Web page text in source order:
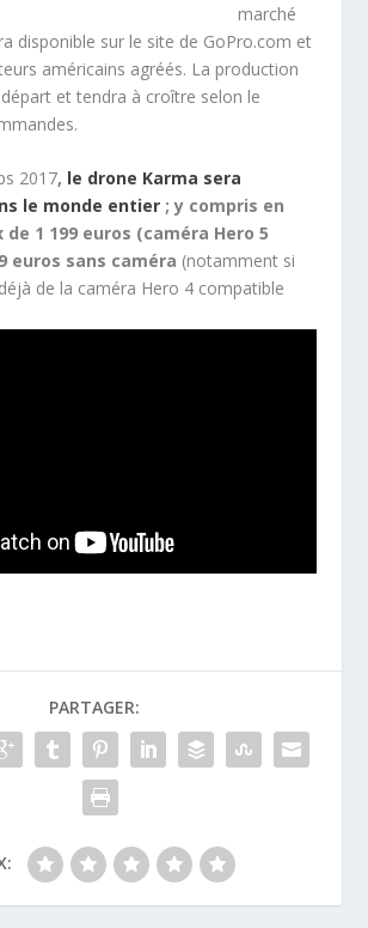
marché
disponible sur le site de GoPro.com et
américains agréés. La production
et tendra à croître selon le
2017, le drone Karma sera
le monde entier ; y compris en
de 1 199 euros (caméra Hero 5
euros sans caméra (notamment si
de la caméra Hero 4 compatible
PARTAGER: